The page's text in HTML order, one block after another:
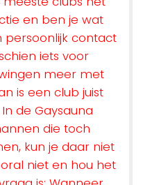
en ben je wat
persoonlijk contact
iets voor
meer met
is een club juist
de Gaysauna
die toch
kun je daar niet
niet en hou het